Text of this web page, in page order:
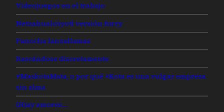
Videojuegos en el trabajo
Netzahualcóyotl versión furry
Panocha lanzallamas
Rascándose discretamente
#MaskotaMata, o por qué +Kota es una vulgar empresa
sin alma
(H)ay amores…